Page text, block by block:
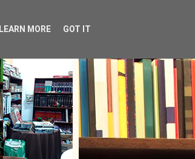
LEARN MORE GOT IT